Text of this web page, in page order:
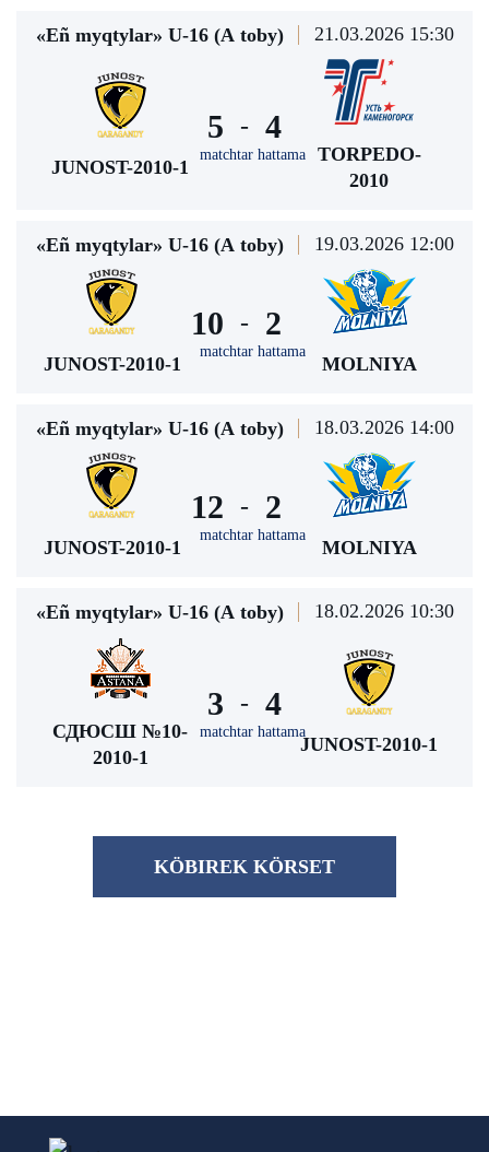
«Eñ myqtylar» U-16 (А toby) 21.03.2026 15:30
JUNOST-2010-1
5 -
matchtar hattama
4
TORPEDO-
2010
«Eñ myqtylar» U-16 (А toby) 19.03.2026 12:00
JUNOST-2010-1
10 -
matchtar hattama
2
MOLNIYA
«Eñ myqtylar» U-16 (А toby) 18.03.2026 14:00
JUNOST-2010-1
12 -
matchtar hattama
2
MOLNIYA
«Eñ myqtylar» U-16 (А toby) 18.02.2026 10:30
СДЮСШ №10-
2010-1
3 -
matchtar hattama
4
JUNOST-2010-1
KÖBІREK KÖRSET